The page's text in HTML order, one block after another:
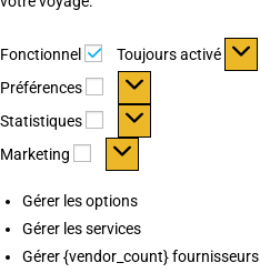
Fonctionnel Fonctionnel
Toujours activé
Préférences
Préférences
Statistiques Statistiques
Marketing Marketing
Gérer les options
Gérer les services
Gérer {vendor_count} fournisseurs